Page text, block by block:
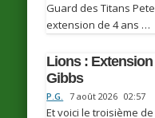
Guard des Titans
extension de 4 ans …
Lions :
Gibbs
P.G. 7 août 2026 02:57
Et voici le troisième